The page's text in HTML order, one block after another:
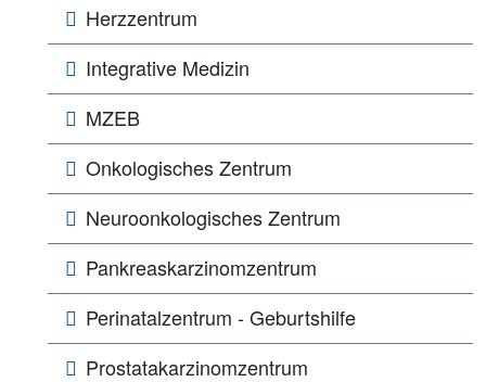
Herzzentrum
Integrative Medizin
MZEB
Onkologisches Zentrum
Neuroonkologisches Zentrum
Pankreaskarzinomzentrum
Perinatalzentrum - Geburtshilfe
Prostatakarzinomzentrum